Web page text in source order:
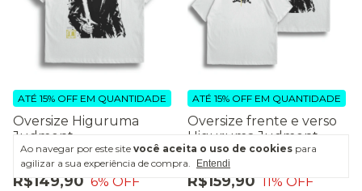
Ao navegar por este site você aceita o uso de cookies para
agilizar a sua experiência de compra.
Entendi
Oversize Higuruma
Judment
R$149,90
R$159,90
6% OFF
ATÉ 15% OFF EM QUANTIDADE
Oversize frente e verso
Higuruma Judment
R$159,90
R$179,90
11% OFF
ATÉ 15% OFF EM QUANTIDADE